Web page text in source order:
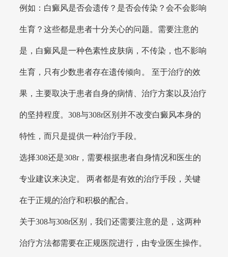
例如：白癜风是否会遗传？是否会传染？会不会影响
生育？这些都是患者十分关心的问题。需要注意的
是，白癜风是一种色素性皮肤病，不传染，也不影响
生育，只有少数患者存在遗传倾向。 至于治疗的效
果，主要取决于患者自身的病情、治疗方案以及治疗
的坚持程度。308与308r区别并不改变白癜风本身的
特性，而只是提供一种治疗手段。
选择308还是308r，需要根据患者自身情况和医生的
专业建议来决定。 两者都是有效的治疗手段，关键
在于正规的治疗和积极的配合。
关于308与308r区别，我们还需要注意的是，这两种
治疗方法都需要在正规医院进行，由专业医生操作。